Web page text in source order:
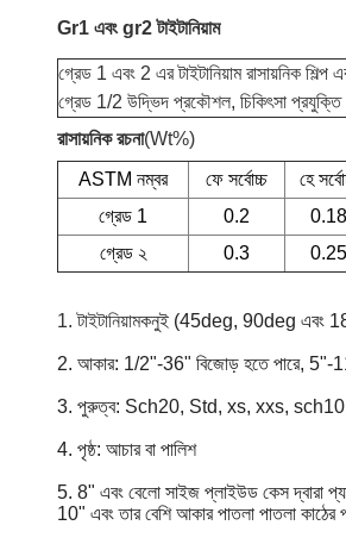
Gr1 এবং gr2 টাইটানিয়াম
গ্রেড 1 এবং 2 এর টাইটানিয়াম রাসায়নিক
গ্রেড 1/2 উদ্ভিদ প্রকৌশল, চিকিৎসা প্রযুক্তি
রাসায়নিক রচনা(Wt%)
ASTM নম্বর
ফে সর্বোচ্চ হে
গ্রেড 1
0.2 0.18
গ্রেড ২
0.3 0.25
1. টাইটানিয়ামকনুই (45deg, 90deg এবং
2. আকার: 1/2"-36" বিজোড় হতে পারে, 5"-
3. পুরুত্ব: Sch20, Std, xs, xxs,
4. পৃষ্ঠ: আচার বা পালিশ
5. 8" এবং বেলো সাইজ প্লাইউড কেস দ্বারা
10" এবং তার বেশি আকার পাতলা পাতলা কাঠের